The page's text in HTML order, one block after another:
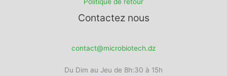
Contactez nous
contact@microbiotech.dz
Du Dim au Jeu de 8h:30 à 15h